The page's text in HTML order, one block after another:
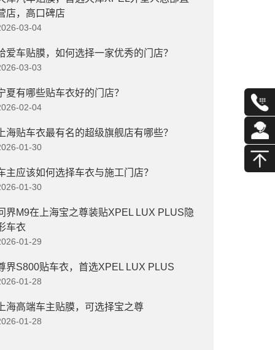
店，高口碑店
03-04
爱车贴膜，如何选择一家优秀的门店？
03-03
夏有哪些贴车衣好的门店？
02-04
海贴车衣最有名的超级旗舰店有哪些？
01-30
主应该如何选择车衣与施工门店？
01-30
界M9在上海宝之尊装贴XPEL LUX PLUS隐
车衣
01-29
界S800贴车衣，首选XPEL LUX PLUS
01-28
海高端车主贴膜，可选择宝之尊
01-28